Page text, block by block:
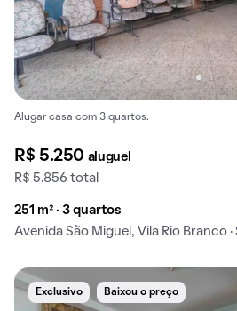
Alugar casa com 3 quartos.
R$ 5.250 aluguel
R$ 5.856 total
251 m² · 3 quartos
Avenida São Miguel, Vila Rio Branco ·
Exclusivo Baixou o preço